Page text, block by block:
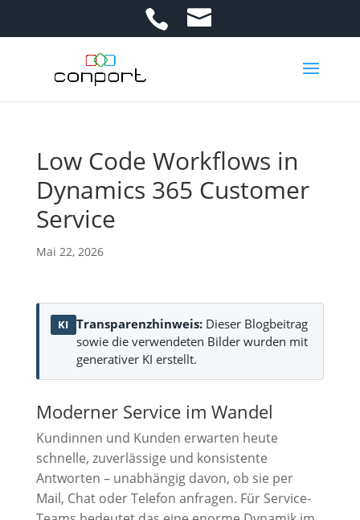
Low Code Workflows in
Dynamics 365 Customer
Service
Mai 22, 2026
KI Transparenzhinweis:Dieser Blogbeitrag
sowie die verwendeten Bilder wurden mit
generativer KI erstellt.
Moderner Service im Wandel
Kundinnen und Kunden erwarten heute
schnelle, zuverlässige und konsistente
Antworten – unabhängig davon, ob sie per
Mail, Chat oder Telefon anfragen. Für Service-